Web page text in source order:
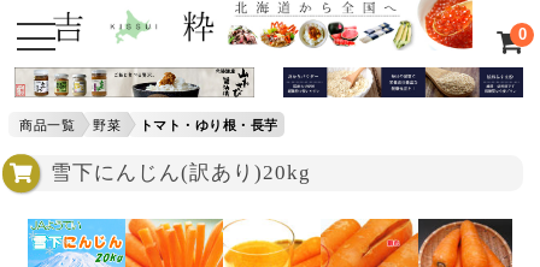
0
商品一覧 野菜 トマト・ゆり根・長芋
雪下にんじん(訳あり)20kg